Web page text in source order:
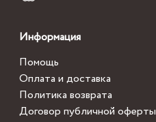
Информация
Помощь
Оплата и доставка
Политика возврата
Договор публичной оферты